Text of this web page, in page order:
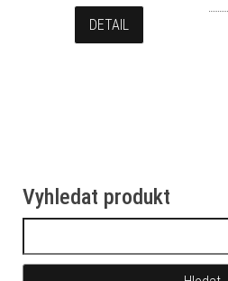
DETAIL
Vyhledat produkt